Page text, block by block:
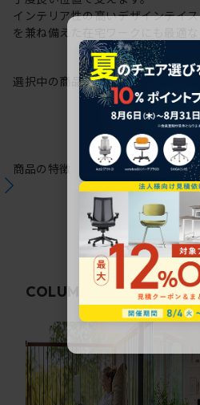
インテリア性の高いデザインテイ
を兼ね備えた在宅ワークにも最適な
選択中の商品情報保証注意事項
商品の特徴
COLUMN 関連コラム